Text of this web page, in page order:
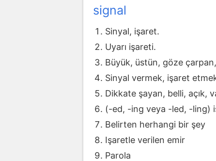
signal
Sinyal, işaret.
Uyarı işareti.
Büyük, üstün, göze
Sinyal vermek, işaret
Dikkate şayan, belli, açık,
(-ed, -ing veya -led, -ling)
Belirten herhangi bir şey
Işaretle verilen emir
Parola